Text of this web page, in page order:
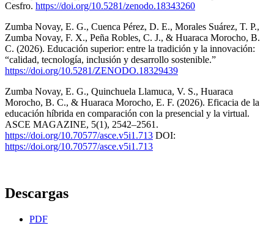
Cesfro. https://doi.org/10.5281/zenodo.18343260
Zumba Novay, E. G., Cuenca Pérez, D. E., Morales Suárez, T. P.,
Zumba Novay, F. X., Peña Robles, C. J., & Huaraca Morocho, B.
C. (2026). Educación superior: entre la tradición y la innovación:
“calidad, tecnología, inclusión y desarrollo sostenible.”
https://doi.org/10.5281/ZENODO.18329439
Zumba Novay, E. G., Quinchuela Llamuca, V. S., Huaraca
Morocho, B. C., & Huaraca Morocho, E. F. (2026). Eficacia de la
educación híbrida en comparación con la presencial y la virtual.
ASCE MAGAZINE, 5(1), 2542–2561.
https://doi.org/10.70577/asce.v5i1.713 DOI:
https://doi.org/10.70577/asce.v5i1.713
Descargas
PDF